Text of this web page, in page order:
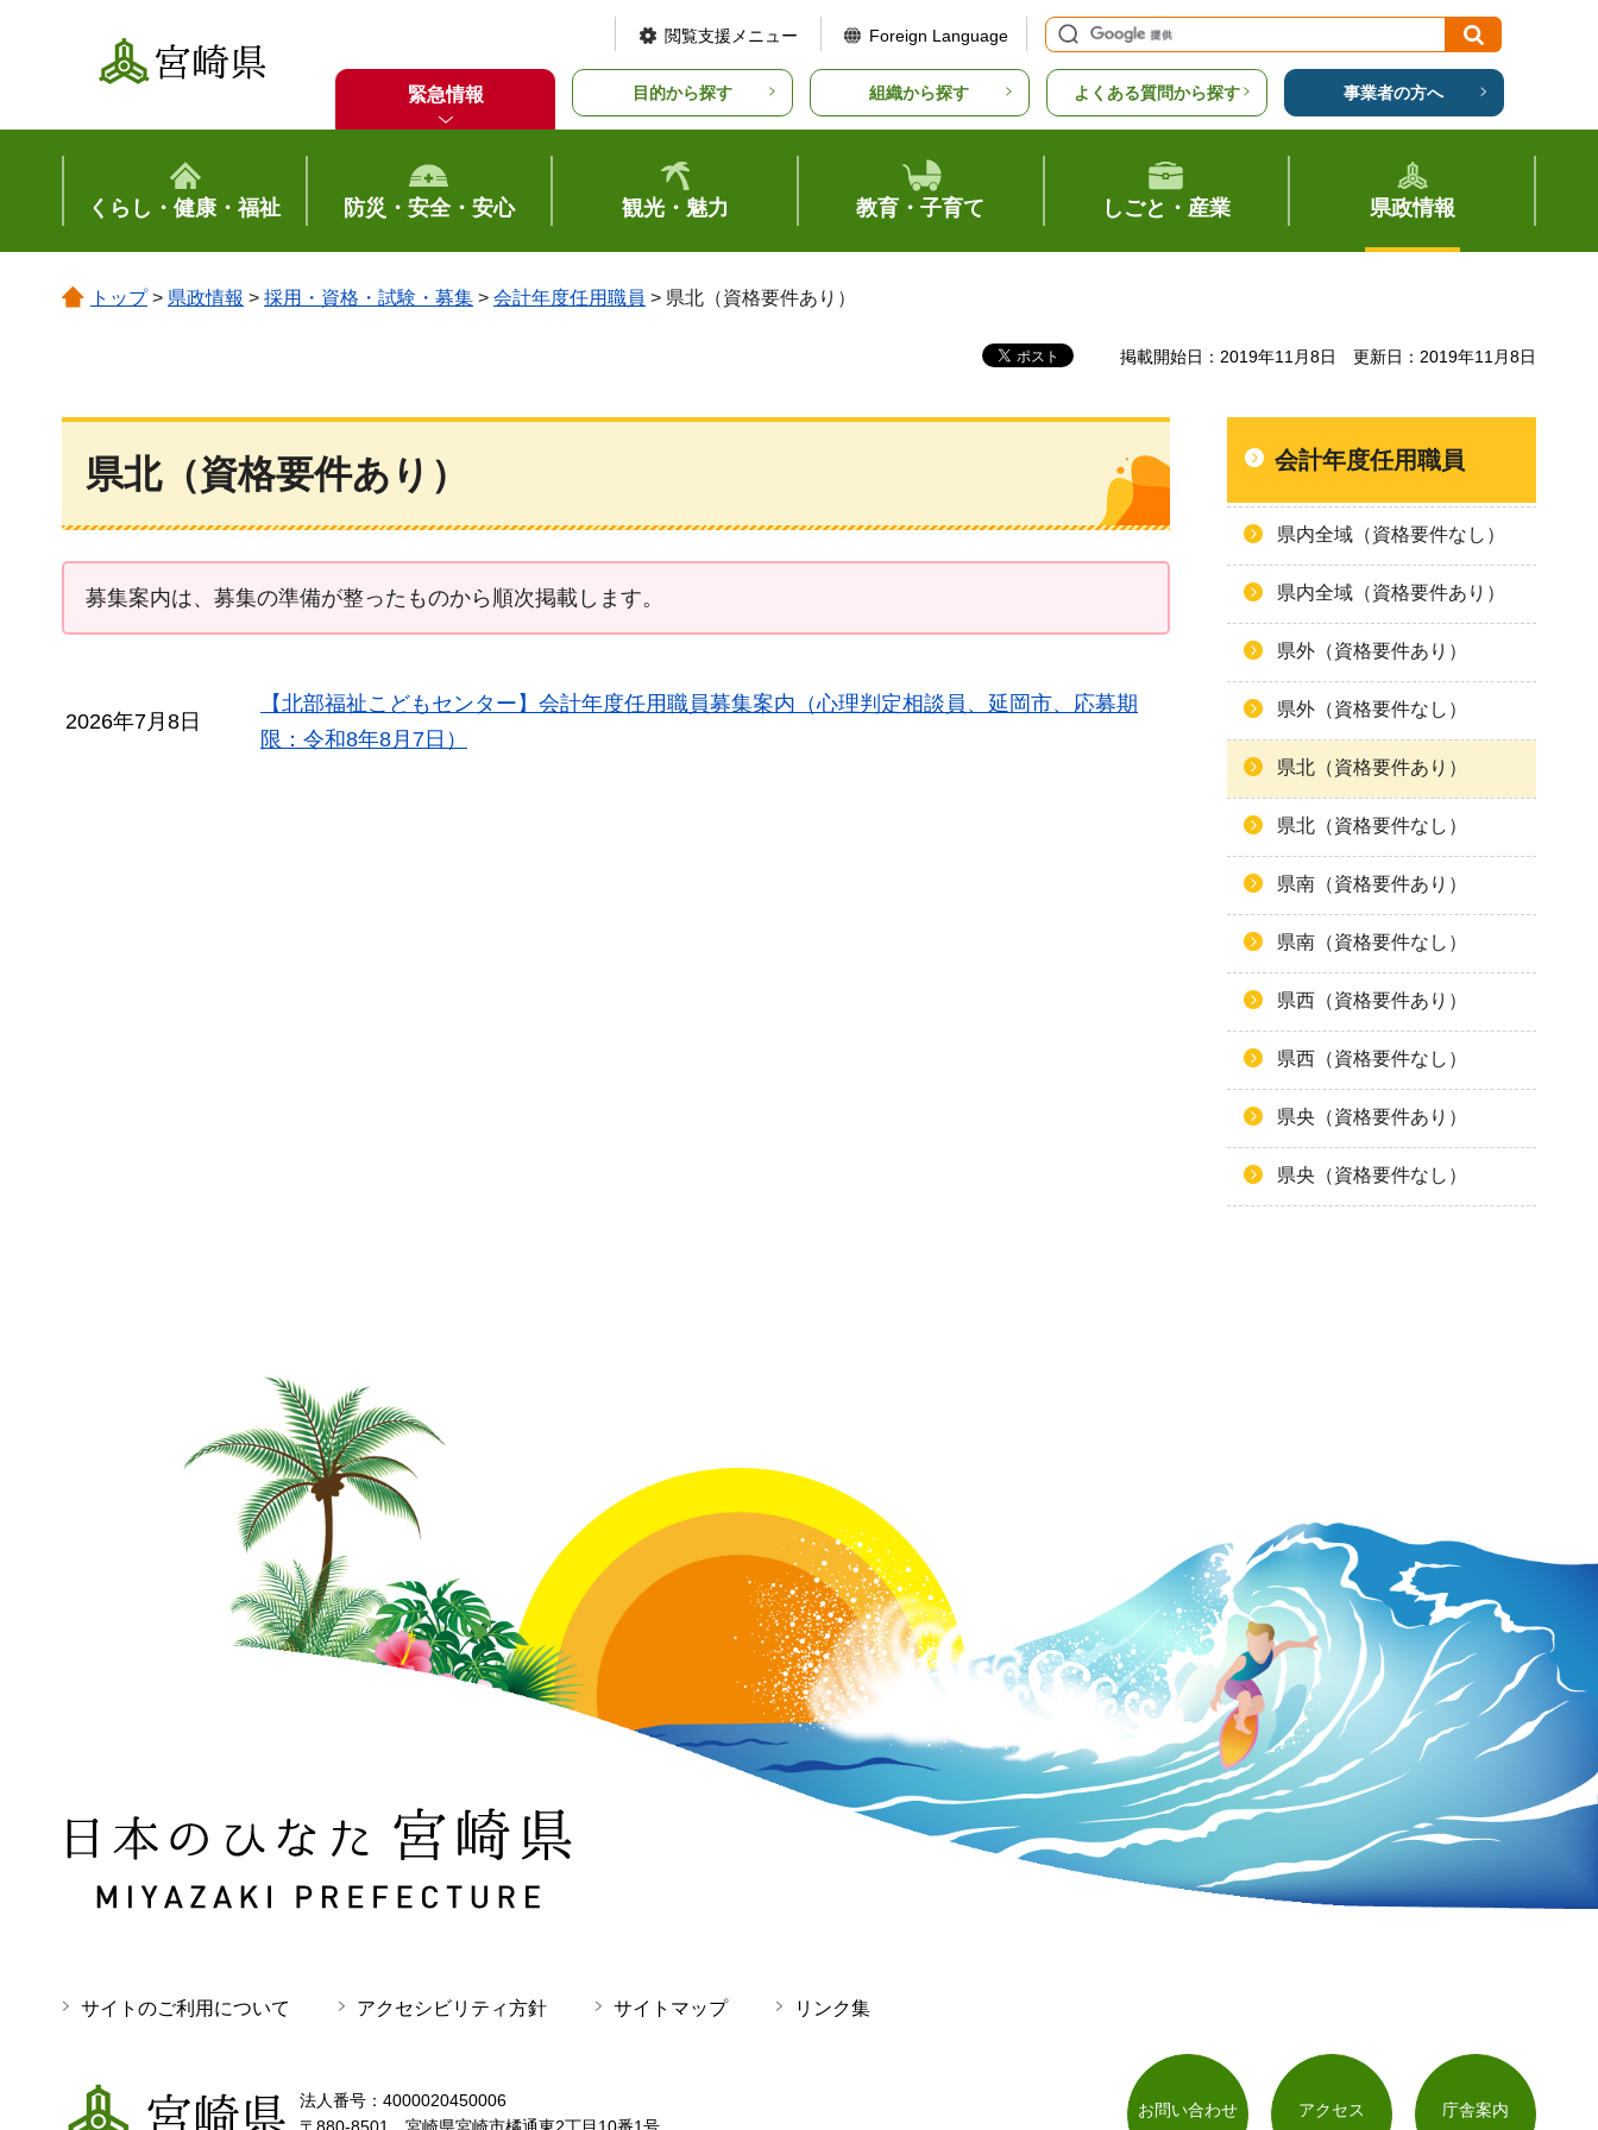
宮崎県
閲覧支援メニュー Foreign Language
緊急情報 目的から探す 組織から探す よくある質問から探す 事業者の方へ
くらし・健康・福祉 防災・安全・安心 観光・魅力 教育・子育て しごと・産業 県政情報
トップ> 県政情報 > 採用・資格・試験・募集 > 会計年度任用職員 > 県北（資格要件あり）
掲載開始日：2019年11月8日 更新日：2019年11月8日
県北（資格要件あり）
募集案内は、募集の準備が整ったものから順次掲載します。
2026年7月8日
【北部福祉こどもセンター】会計年度任用職員募集案内（心理判定相談員、延岡市、応募期
限：令和8年8月7日）
会計年度任用職員
県内全域（資格要件なし）
県内全域（資格要件あり）
県外（資格要件あり）
県外（資格要件なし）
県北（資格要件あり）
県北（資格要件なし）
県南（資格要件あり）
県南（資格要件なし）
県西（資格要件あり）
県西（資格要件なし）
県央（資格要件あり）
県央（資格要件なし）
日本のひなた 宮崎県 MIYAZAKI PREFECTURE
サイトのご利用について アクセシビリティ方針 サイトマップ リンク集
宮崎県
法人番号：4000020450006
お問い合わせ アクセス 庁舎案内